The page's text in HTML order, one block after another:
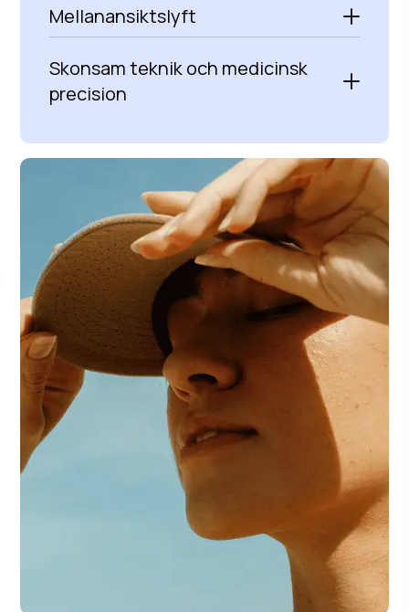
Mellanansiktslyft
Skonsam teknik och medicinsk
precision